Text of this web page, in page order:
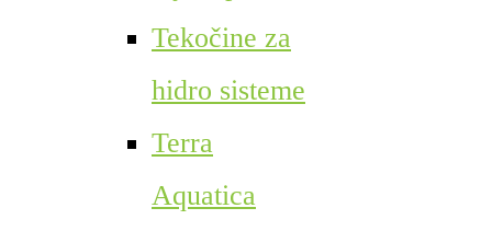
Tekočine za
hidro sisteme
Terra
Aquatica